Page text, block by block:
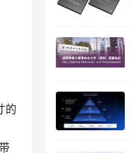
的